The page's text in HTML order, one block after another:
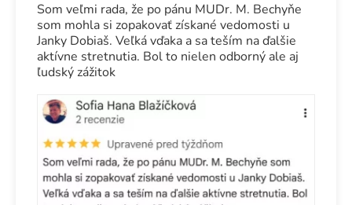
Som veľmi rada, že po pánu MUDr. M. Bechyňe
som mohla si zopakovať získané vedomosti u
Janky Dobiaš. Veľká vďaka a sa teším na ďalšie
aktívne stretnutia. Bol to nielen odborný ale aj
ľudský zážitok